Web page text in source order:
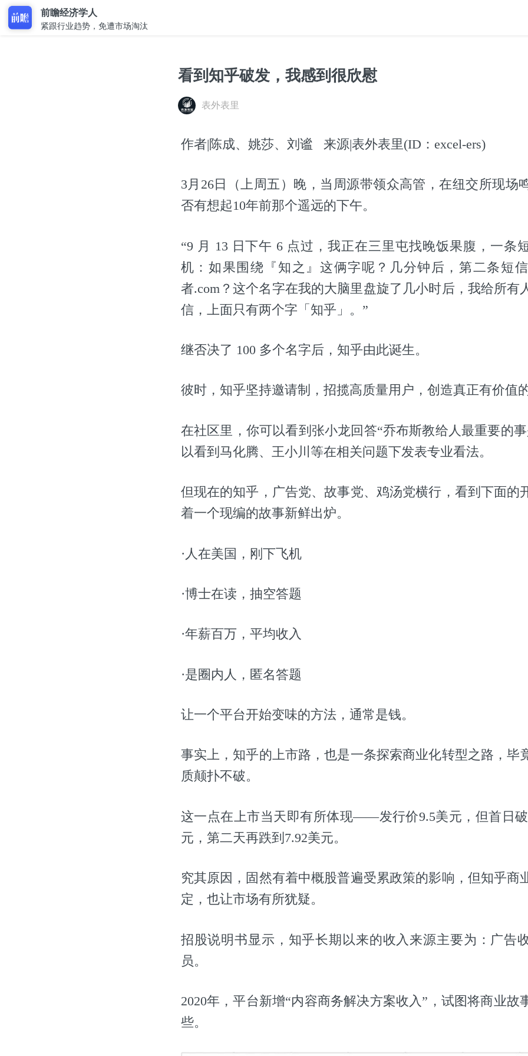
前瞻经济学人
紧跟行业趋势，免遭市场淘汰
看到知乎破发，我感到很欣慰
表外表里
作者|陈成、姚莎、刘谧 来源|表外表里(ID：excel-ers)
3月26日（上周五）晚，当周源带领众高管，在纽交所现场
否有想起10年前那个遥远的下午。
“9 月 13 日下午 6 点过，我正在三里屯找晚饭果腹，一条
机：如果围绕『知之』这俩字呢？几分钟后，第二条短
者.com？这个名字在我的大脑里盘旋了几小时后，我给所有
信，上面只有两个字「知乎」。”
继否决了 100 多个名字后，知乎由此诞生。
彼时，知乎坚持邀请制，招揽高质量用户，创造真正有价值的
在社区里，你可以看到张小龙回答“乔布斯教给人最重要的
以看到马化腾、王小川等在相关问题下发表专业看法。
但现在的知乎，广告党、故事党、鸡汤党横行，看到下面的
着一个现编的故事新鲜出炉。
·人在美国，刚下飞机
·博士在读，抽空答题
·年薪百万，平均收入
·是圈内人，匿名答题
让一个平台开始变味的方法，通常是钱。
事实上，知乎的上市路，也是一条探索商业化转型之路，毕
质颠扑不破。
这一点在上市当天即有所体现——发行价9.5美元，但首日
元，第二天再跌到7.92美元。
究其原因，固然有着中概股普遍受累政策的影响，但知乎商
定，也让市场有所犹疑。
招股说明书显示，知乎长期以来的收入来源主要为：广告
员。
2020年，平台新增“内容商务解决方案收入”，试图将商业故
些。